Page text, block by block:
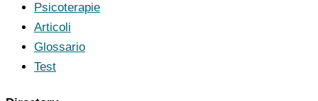
Psicoterapie
Articoli
Glossario
Test